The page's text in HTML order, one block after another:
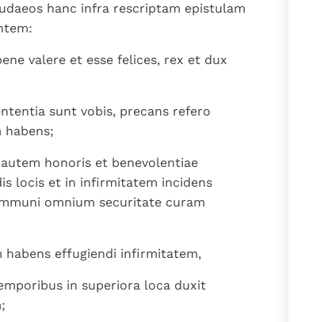
hanc infra rescriptam epistulam
valere et esse felices, rex et dux
sunt vobis, precans refero
habens;
honoris et benevolentiae
locis et in infirmitatem incidens
omnium securitate curam
habens effugiendi infirmitatem,
in superiora loca duxit